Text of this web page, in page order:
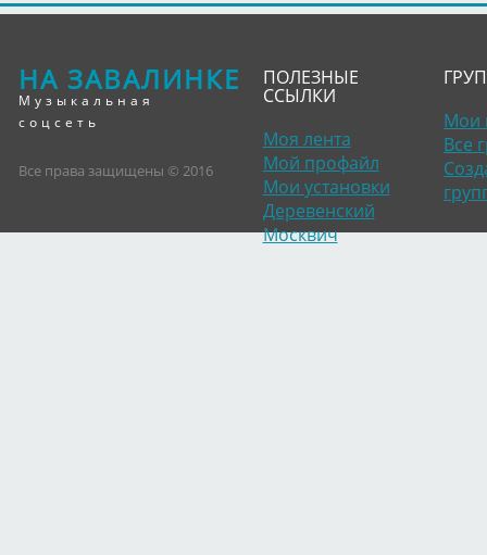
НА ЗАВАЛИНКЕ
Музыкальная
соцсеть
Все права защищены © 2016
ПОЛЕЗНЫЕ
ССЫЛКИ
Моя лента
Мой профайл
Мои установки
Деревенский
Москвич
Мои
Все